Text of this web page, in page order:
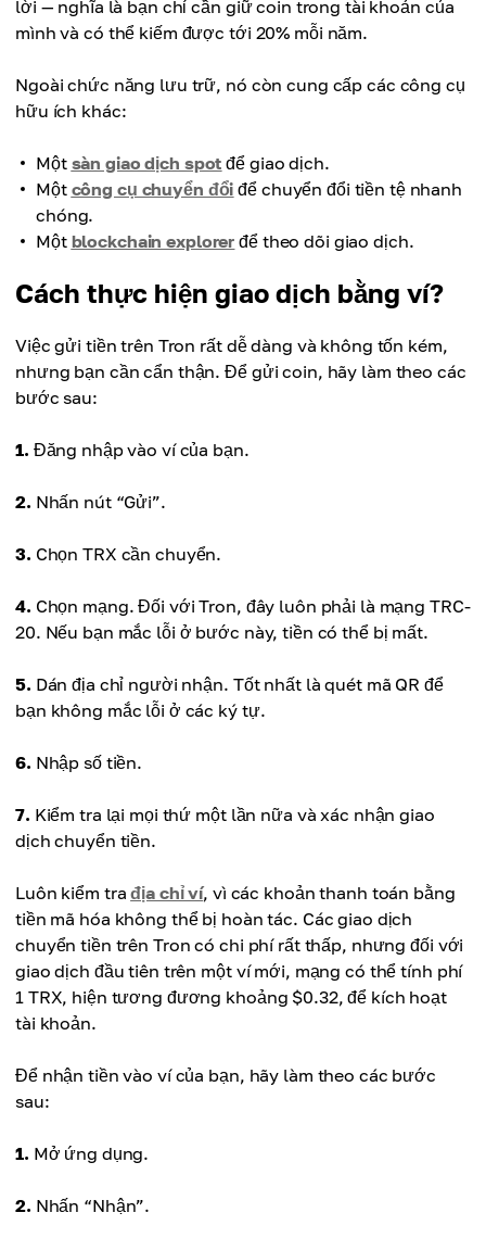
lời — nghĩa là bạn chỉ cần giữ coin trong tài khoản của
mình và có thể kiếm được tới 20% mỗi năm.
Ngoài chức năng lưu trữ, nó còn cung cấp các công cụ
hữu ích khác:
Một sàn giao dịch spot để giao dịch.
Một công cụ chuyển đổi để chuyển đổi tiền tệ nhanh
chóng.
Một blockchain explorer để theo dõi giao dịch.
Cách thực hiện giao dịch bằng ví?
Việc gửi tiền trên Tron rất dễ dàng và không tốn kém,
nhưng bạn cần cẩn thận. Để gửi coin, hãy làm theo các
bước sau:
1. Đăng nhập vào ví của bạn.
2. Nhấn nút “Gửi”.
3. Chọn TRX cần chuyển.
4. Chọn mạng. Đối với Tron, đây luôn phải là mạng TRC-
20. Nếu bạn mắc lỗi ở bước này, tiền có thể bị mất.
5. Dán địa chỉ người nhận. Tốt nhất là quét mã QR để
bạn không mắc lỗi ở các ký tự.
6. Nhập số tiền.
7. Kiểm tra lại mọi thứ một lần nữa và xác nhận giao
dịch chuyển tiền.
Luôn kiểm trađịa chỉ ví, vì các khoản thanh toán bằng
tiền mã hóa không thể bị hoàn tác. Các giao dịch
chuyển tiền trên Tron có chi phí rất thấp, nhưng đối với
giao dịch đầu tiên trên một ví mới, mạng có thể tính phí
1 TRX, hiện tương đương khoảng $0.32, để kích hoạt
tài khoản.
Để nhận tiền vào ví của bạn, hãy làm theo các bước
sau:
1. Mở ứng dụng.
2. Nhấn “Nhận”.